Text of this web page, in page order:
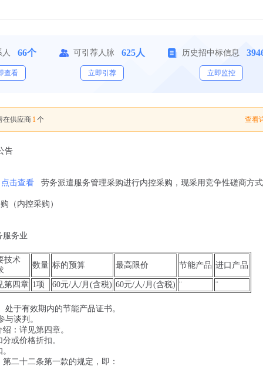
66个
查看
可引荐人脉 625人
立即引荐
历史招中标信息
立即监控
在供应商 1 个 查看
告
点击查看 劳务派遣服务管理采购进行内控采购，现采用竞争性磋商方
（内控采购）
服务业
技术
数量 标的预算 最高限价 节能产品 进口产品
第四章 1项 60元/人/月(含税) 60元/人/月(含税) ¨ ¨
于有效期内的节能产品证书。
谈判。
：详见第四章。
或价格折扣。
二十二条第一款的规定，即：